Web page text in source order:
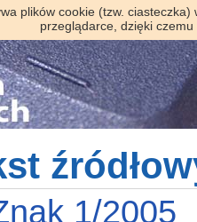
plików cookie (tzw.
przeglądarce, dzięki
1/2005